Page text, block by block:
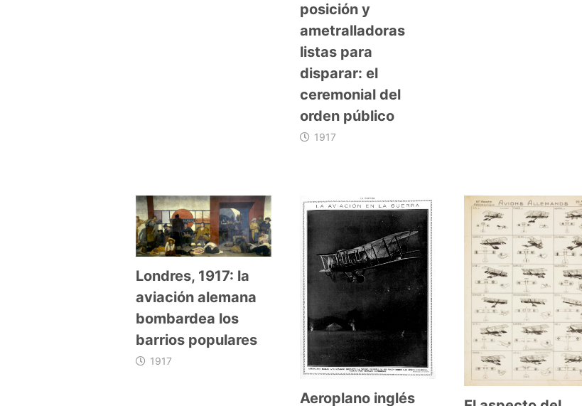
posición y
ametralladoras
listas para
disparar: el
ceremonial del
orden público
1917
Londres, 1917: la
aviación alemana
bombardea los
barrios populares
1917
Aeroplano inglés